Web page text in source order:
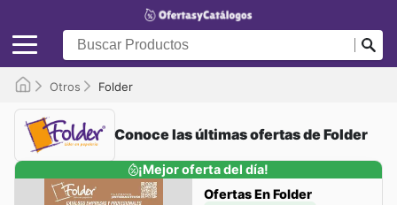
Otros Folder
Conoce las últimas ofertas de Folder
¡Mejor oferta del día!
Ofertas En Folder